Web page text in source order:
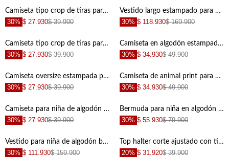
+ +
+ +
+ +
+ +
+
Camiseta tipo crop de tiras para niña con textura lisa
30% $ 27.930$ 39.900
+
Vestido largo estampado para niña
30% $ 118.930$ 169.900
Camiseta tipo crop de tiras para niña con cuello marcado
30% $ 27.930$ 39.900
Camiseta en algodón estampada para niña de ajuste relajado
30% $ 34.930$ 49.900
Camiseta oversize estampada para niña
30% $ 27.930$ 39.900
Camiseta de animal print para niña
30% $ 34.930$ 49.900
Camiseta para niña de algodón blanco corte recto
30% $ 27.930$ 39.900
Bermuda para niña en algodón color marfil tiro alto con bajo curvo runner
30% $ 55.930$ 79.900
Vestido para niña de algodón blanco corte corto con bordado de palmeras
30% $ 111.930$ 159.900
Top halter corte ajustado con tiras para anudar en algodón beige para niña
20% $ 31.920$ 39.900